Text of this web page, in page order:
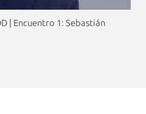
| Encuentro 1: Sebastián